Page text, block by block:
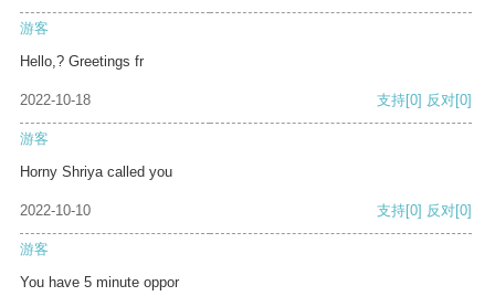
游客
Hello,? Greetings fr
2022-10-18 支持[0] 反对[0]
游客
Horny Shriya called you
2022-10-10 支持[0] 反对[0]
游客
You have 5 minute oppor